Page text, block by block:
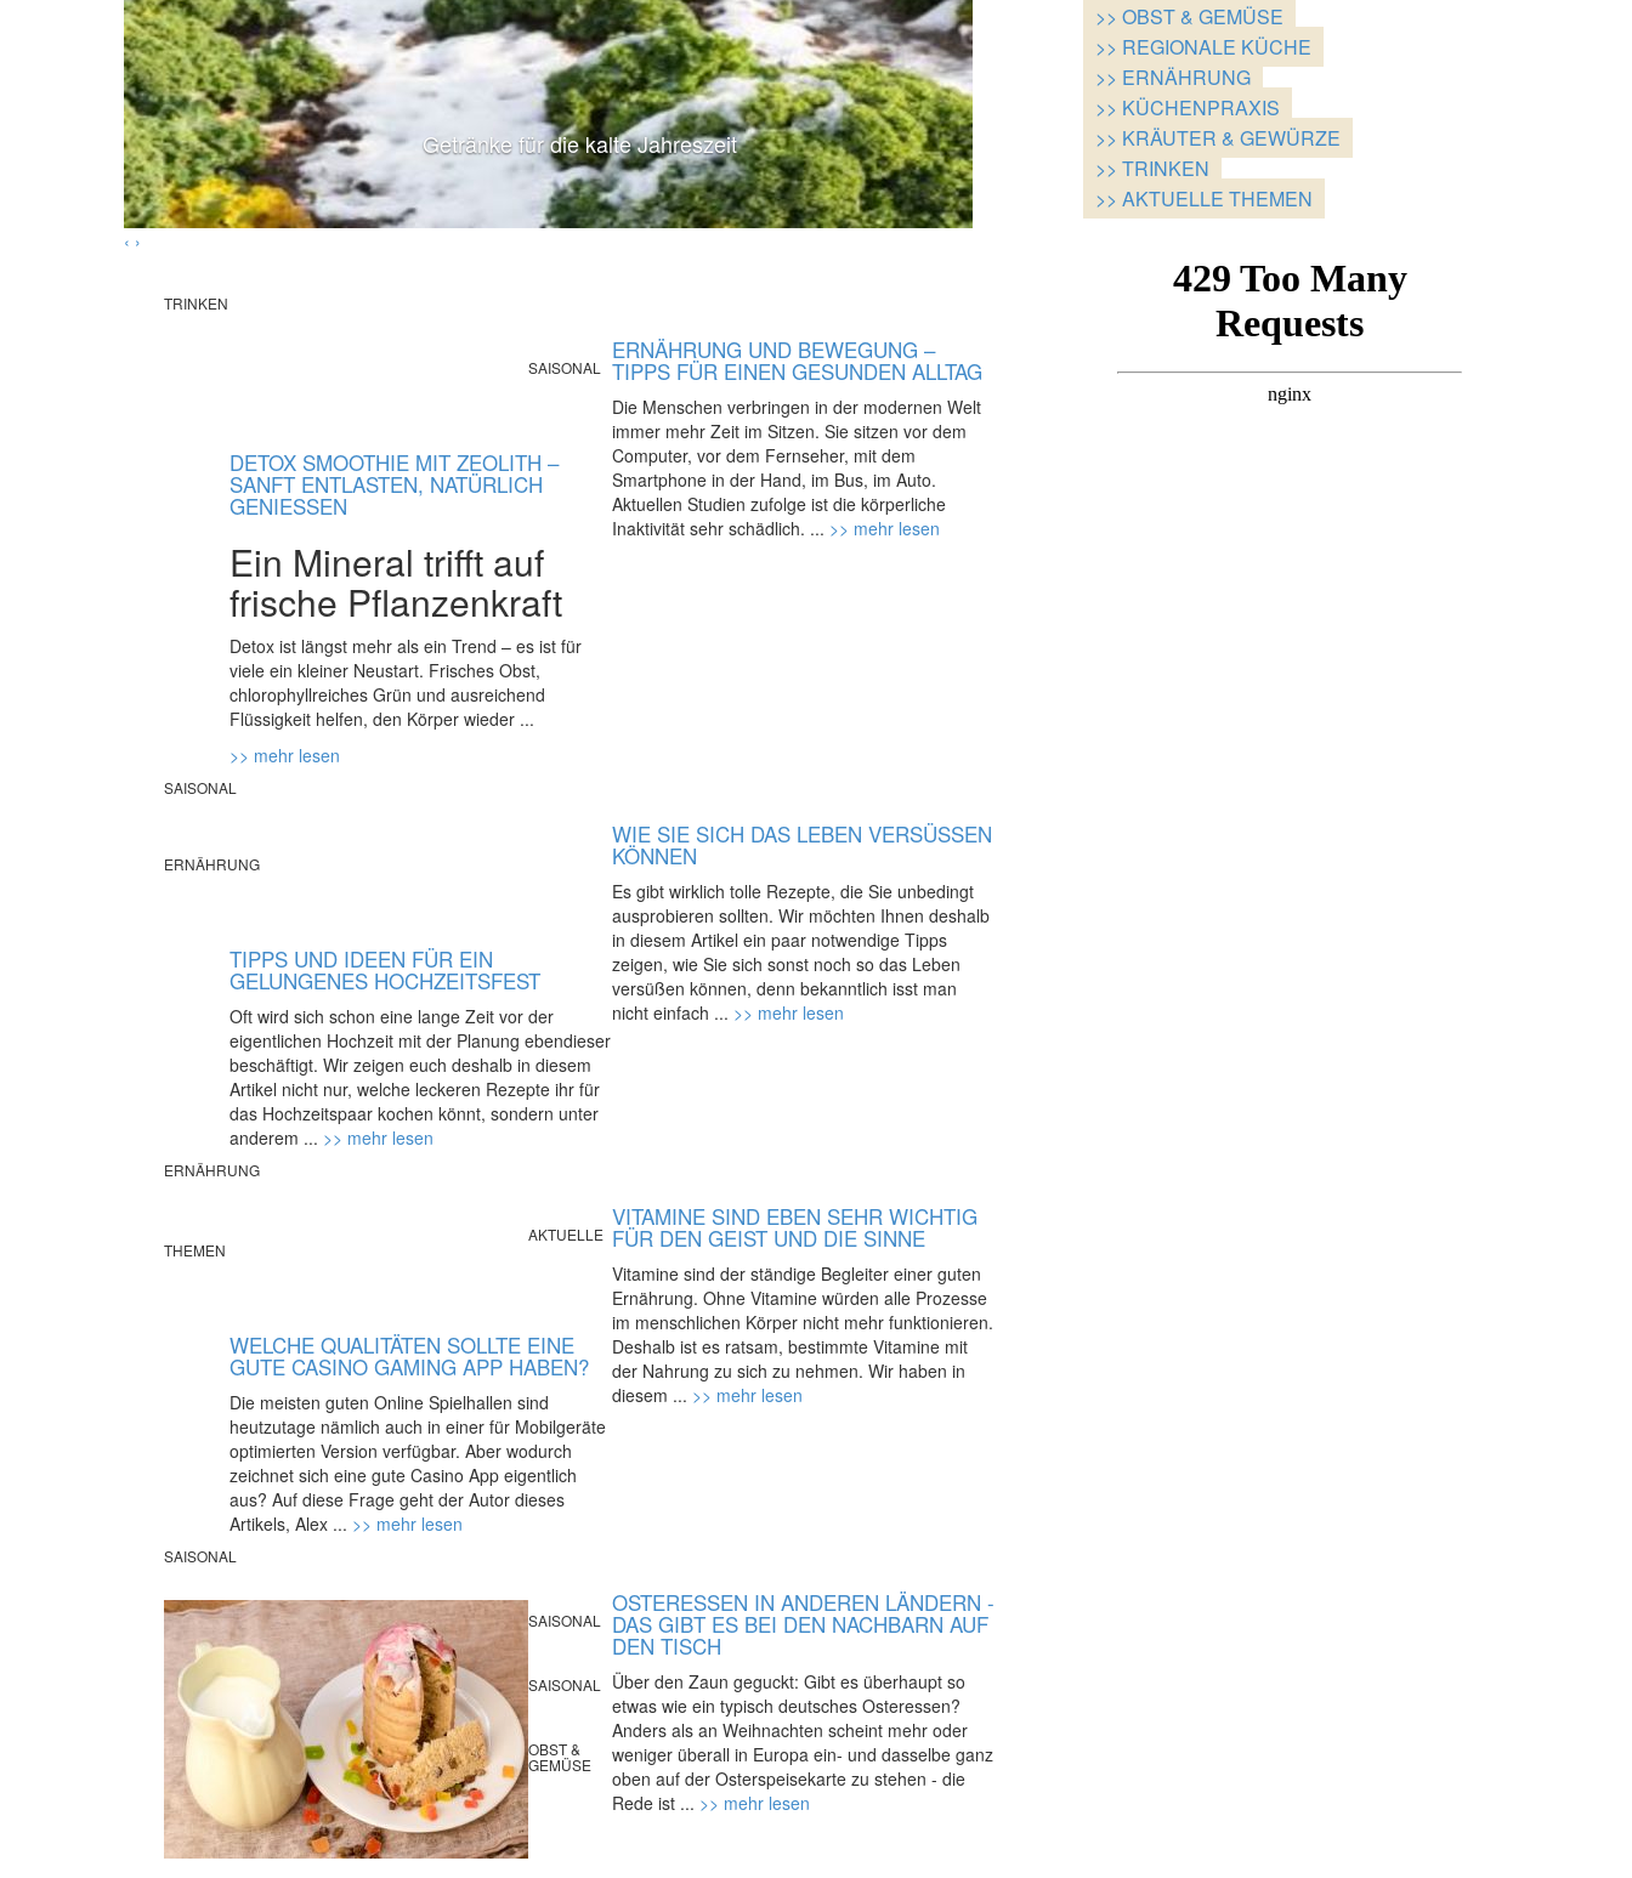
Getränke für die kalte Jahreszeit
‹ ›
TRINKEN
ERNÄHRUNG UND BEWEGUNG –
TIPPS FÜR EINEN GESUNDEN ALLTAG
Die Menschen verbringen in der modernen Welt
immer mehr Zeit im Sitzen. Sie sitzen vor dem
Computer, vor dem Fernseher, mit dem
Smartphone in der Hand, im Bus, im Auto.
Aktuellen Studien zufolge ist die körperliche
Inaktivität sehr schädlich. ... >> mehr lesen
SAISONAL
DETOX SMOOTHIE MIT ZEOLITH –
SANFT ENTLASTEN, NATÜRLICH
GENIESSEN
Ein Mineral trifft auf
frische Pflanzenkraft
Detox ist längst mehr als ein Trend – es ist für
viele ein kleiner Neustart. Frisches Obst,
chlorophyllreiches Grün und ausreichend
Flüssigkeit helfen, den Körper wieder ...
>> mehr lesen
SAISONAL
WIE SIE SICH DAS LEBEN VERSÜSSEN K
ÖNNEN
Es gibt wirklich tolle Rezepte, die Sie unbedingt
ausprobieren sollten. Wir möchten Ihnen deshalb
in diesem Artikel ein paar notwendige Tipps
zeigen, wie Sie sich sonst noch so das Leben
versüßen können, denn bekanntlich isst man
nicht einfach ... >> mehr lesen
ERNÄHRUNG
TIPPS UND IDEEN FÜR EIN
GELUNGENES HOCHZEITSFEST
Oft wird sich schon eine lange Zeit vor der
eigentlichen Hochzeit mit der Planung ebendieser
beschäftigt. Wir zeigen euch deshalb in diesem
Artikel nicht nur, welche leckeren Rezepte ihr für
das Hochzeitspaar kochen könnt, sondern unter
anderem ... >> mehr lesen
ERNÄHRUNG
VITAMINE SIND EBEN SEHR WICHTIG
FÜR DEN GEIST UND DIE SINNE
Vitamine sind der ständige Begleiter einer guten
Ernährung. Ohne Vitamine würden alle Prozesse
im menschlichen Körper nicht mehr funktionieren.
Deshalb ist es ratsam, bestimmte Vitamine mit
der Nahrung zu sich zu nehmen. Wir haben in
diesem ... >> mehr lesen
AKTUELLE
THEMEN
WELCHE QUALITÄTEN SOLLTE EINE
GUTE CASINO GAMING APP HABEN?
Die meisten guten Online Spielhallen sind
heutzutage nämlich auch in einer für Mobilgeräte
optimierten Version verfügbar. Aber wodurch
zeichnet sich eine gute Casino App eigentlich
aus? Auf diese Frage geht der Autor dieses
Artikels, Alex ... >> mehr lesen
SAISONAL
OSTERESSEN IN ANDEREN LÄNDERN -
DAS GIBT ES BEI DEN NACHBARN AUF
DEN TISCH
Über den Zaun geguckt: Gibt es überhaupt so
etwas wie ein typisch deutsches Osteressen?
Anders als an Weihnachten scheint mehr oder
weniger überall in Europa ein- und dasselbe ganz
oben auf der Osterspeisekarte zu stehen - die
Rede ist ... >> mehr lesen
SAISONAL
SAISONAL
OBST &
GEMÜSE
>> OBST & GEMÜSE
>> REGIONALE KÜCHE
>> ERNÄHRUNG
>> KÜCHENPRAXIS
>> KRÄUTER & GEWÜRZE
>> TRINKEN
>> AKTUELLE THEMEN